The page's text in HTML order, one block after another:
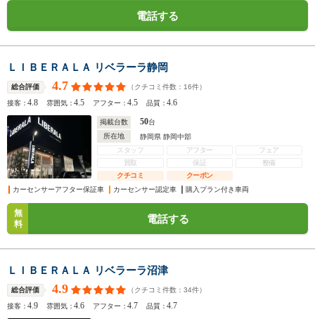
電話する
ＬＩＢＥＲＡＬＡ リベラーラ静岡
総合評価 4.7 （クチコミ件数： 16件）
接客：4.8 雰囲気：4.5 アフター：4.5 品質：4.6
掲載台数 50台
所在地
静岡県 静岡中部
スタッフ
アフター
フェア
買取
保証
整備
クチコミ
クーポン
カーセンサーアフター保証車
カーセンサー認定車 購入プラン付き車両
無
料
電話する
ＬＩＢＥＲＡＬＡ リベラーラ沼津
総合評価 4.9 （クチコミ件数： 34件）
接客：4.9 雰囲気：4.6 アフター：4.7 品質：4.7